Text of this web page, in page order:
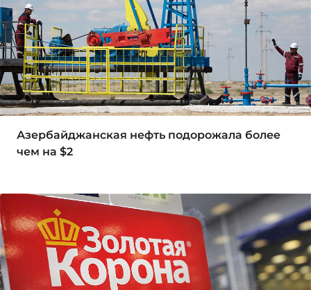
Азербайджанская нефть подорожала более
чем на $2